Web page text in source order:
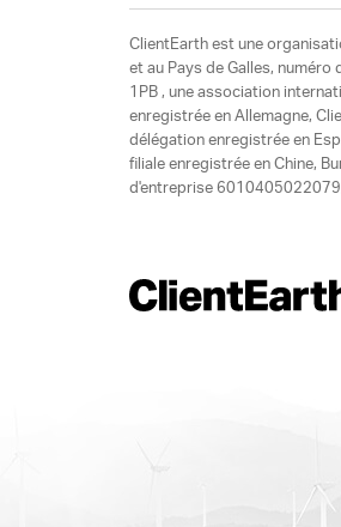
ClientEarth est une
et au Pays de Galles,
1PB , une association
enregistrée en Allemagne,
délégation enregistrée en
filiale enregistrée en Chine,
d'entreprise